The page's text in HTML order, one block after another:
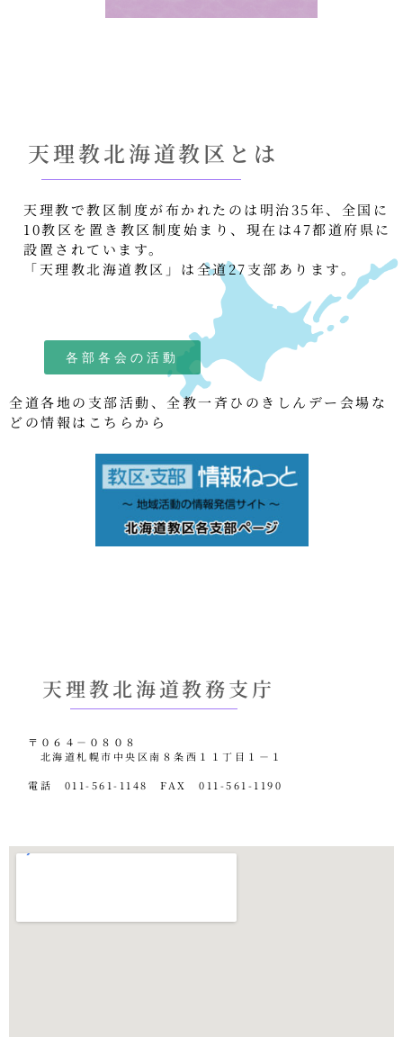
天理教北海道教区とは
天理教で教区制度が布かれたのは明治35年、全国に
10教区を置き教区制度始まり、現在は47都道府県に
設置されています。
「天理教北海道教区」は全道27支部あります。
各部各会の活動
全道各地の支部活動、全教一斉ひのきしんデー会場な
どの情報はこちらから
天理教北海道教務支庁
〒０６４－０８０８
北海道札幌市中央区南８条西１１丁目１－１
電話 011-561-1148 FAX 011-561-1190